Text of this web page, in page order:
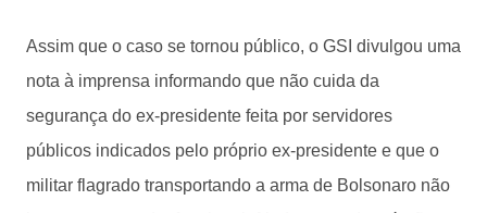
Assim que o caso se tornou público, o GSI divulgou uma
nota à imprensa informando que não cuida da
segurança do ex-presidente feita por servidores
públicos indicados pelo próprio ex-presidente e que o
militar flagrado transportando a arma de Bolsonaro não